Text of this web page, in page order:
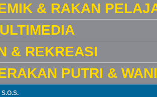
& RAKAN
& REKREASI
PUTRI &